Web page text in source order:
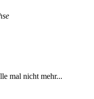
mal nicht mehr...